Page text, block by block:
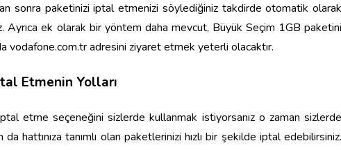
sonra paketinizi iptal etmenizi söylediğiniz takdirde otomatik olarak
Ayrıca ek olarak bir yöntem daha mevcut, Büyük Seçim 1GB paketini
adresini ziyaret etmek yeterli olacaktır.
Etmenin Yolları
etme seçeneğini sizlerde kullanmak istiyorsanız o zaman sizlerde
hattınıza tanımlı olan paketlerinizi hızlı bir şekilde iptal edebilirsiniz.